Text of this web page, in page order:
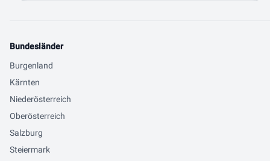
Bundesländer
Burgenland
Kärnten
Niederösterreich
Oberösterreich
Salzburg
Steiermark